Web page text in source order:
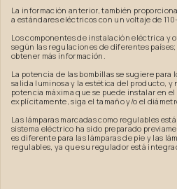
La información anterior, también
a estándares eléctricos con un voltaje de
Los componentes de instalación eléctrica y
según las regulaciones de diferentes
obtener más información.
La potencia de las bombillas se sugiere
salida luminosa y la estética del producto, y
potencia máxima que se puede instalar en
explícitamente, siga el tamaño y/o el
Las lámparas marcadas como regulables
sistema eléctrico ha sido preparado
es diferente para las lámparas de pie y las
regulables, ya que su regulador está